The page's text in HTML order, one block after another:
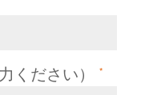
ください） *